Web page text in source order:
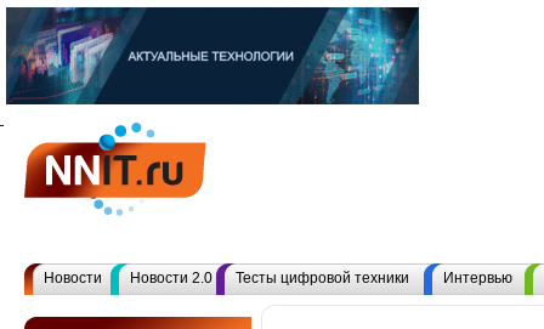
Новости Новости 2.0 Тесты цифровой техники Интервью